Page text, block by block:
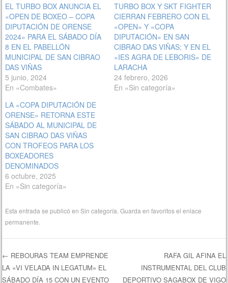
EL TURBO BOX ANUNCIA EL
«OPEN DE BOXEO – COPA
DIPUTACIÓN DE ORENSE
2024» PARA EL SÁBADO DÍA
8 EN EL PABELLÓN
MUNICIPAL DE SAN CIBRAO
DAS VIÑAS
5 junio, 2024
En «Combates»
TURBO BOX Y SKT FIGHTER
CIERRAN FEBRERO CON EL
«OPEN» Y «COPA
DIPUTACIÓN» EN SAN
CIBRAO DAS VIÑAS; Y EN EL
«IES AGRA DE LEBORIS» DE
LARACHA
24 febrero, 2026
En «Sin categoría»
LA «COPA DIPUTACIÓN DE
ORENSE» RETORNA ESTE
SÁBADO AL MUNICIPAL DE
SAN CIBRAO DAS VIÑAS
CON TROFEOS PARA LOS
BOXEADORES
DENOMINADOS
6 octubre, 2025
En «Sin categoría»
Esta entrada se publicó enSin categoría . Guarda en favoritos elenlace
permanente
Navegación de entradas
← REBOURAS TEAM EMPRENDE
LA «VI VELADA IN LEGATUM» EL
SÁBADO DÍA 15 CON UN EVENTO
RAFA GIL AFINA EL
INSTRUMENTAL DEL CLUB
DEPORTIVO SAGABOX DE VIGO